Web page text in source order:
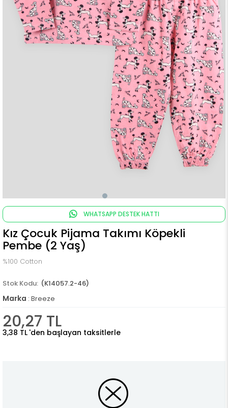
WHATSAPP DESTEK HATTI
Kız Çocuk Pijama Takımı Köpekli
Pembe (2 Yaş)
%100 Cotton
(K14057.2-46)
Marka : Breeze
20,27 TL
3,38 TL 'den başlayan taksitlerle